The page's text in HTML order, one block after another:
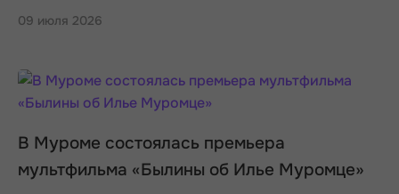
09 июля 2026
В Муроме состоялась премьера
мультфильма «Былины об Илье Муромце»